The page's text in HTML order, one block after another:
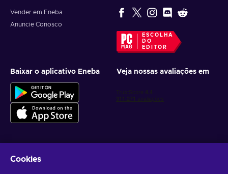
Vender em Eneba
Anuncie Conosco
ESCOLHA
DO
EDITOR
Baixar o aplicativo Eneba Veja nossas avaliações em
Receba ofertas personalizadas de jogos
Cookies